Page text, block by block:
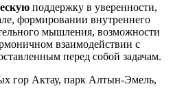
поддержку в уверенности,
формировании внутреннего
мышления, возможности
взаимодействии с
перед собой задачам.
гор Актау, парк Алтын-Эмель,